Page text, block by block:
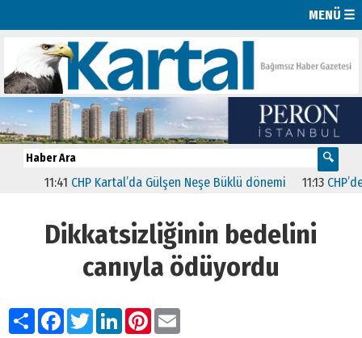
MENÜ ☰
11:41 CHP Kartal’da Gülşen Neşe Büklü dönemi 11:13 CHP’de
Dikkatsizliğinin bedelini
canıyla ödüyordu
PaylaşFacebook
TwitterLinkedIn
Pinterest
Email